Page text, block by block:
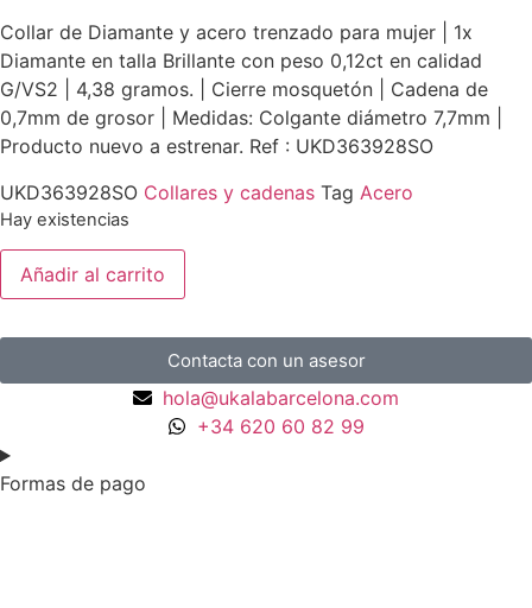
Collar de Diamante y acero trenzado para mujer | 1x
Diamante en talla Brillante con peso 0,12ct en calidad
G/VS2 | 4,38 gramos. | Cierre mosquetón | Cadena de
0,7mm de grosor | Medidas: Colgante diámetro 7,7mm |
Producto nuevo a estrenar. Ref : UKD363928SO
UKD363928SO Collares y cadenas Tag Acero
Hay existencias
Añadir al carrito
Contacta con un asesor
hola@ukalabarcelona.com
+34 620 60 82 99
Formas de pago